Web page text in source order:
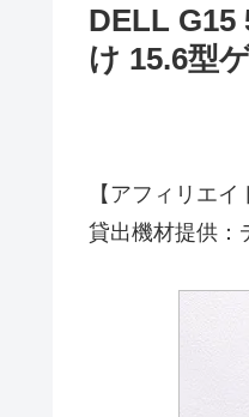
DELL G15
け 15.6型
【アフィリエイ
貸出機材提供：